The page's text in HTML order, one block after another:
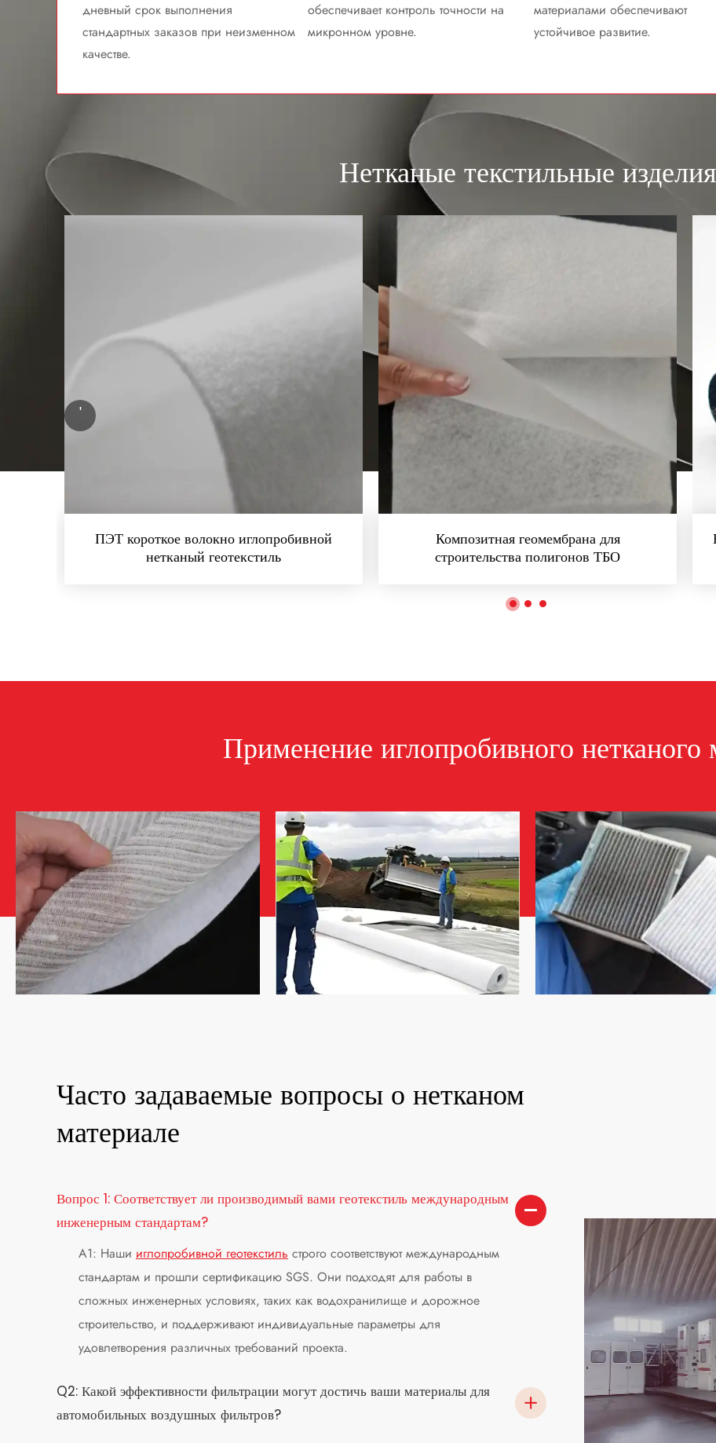
дневный срок выполнения
стандартных заказов при неизменном
качестве.
обеспечивает контроль точности на
микронном уровне.
материалами обеспечивают
устойчивое развитие.
Нетканые текстильные изделия
ПЭТ короткое волокно иглопробивной
нетканый геотекстиль
Композитная геомембрана для
строительства полигонов ТБО
'
Применение иглопробивного нетканого
Часто задаваемые вопросы о нетканом
материале
Вопрос 1: Соответствует ли производимый вами геотекстиль международным
инженерным стандартам?
A1: Наши иглопробивной геотекстиль строго соответствуют международным
стандартам и прошли сертификацию SGS. Они подходят для работы в
сложных инженерных условиях, таких как водохранилище и дорожное
строительство, и поддерживают индивидуальные параметры для
удовлетворения различных требований проекта.
Q2: Какой эффективности фильтрации могут достичь ваши материалы для
автомобильных воздушных фильтров?